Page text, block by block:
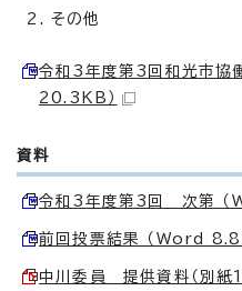
その他
令和3年度第3回和光市協
20.3KB）
資料
令和3年度第3回 次第 （
前回投票結果 （Word
中川委員 提供資料（別紙